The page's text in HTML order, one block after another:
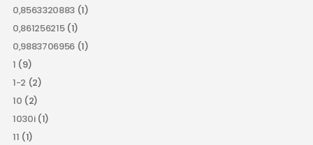
0,8563320883 (1)
0,861256215(1)
0,9883706956 (1)
1 (9)
1-2 (2)
10 (2)
1030i(1)
11 (1)